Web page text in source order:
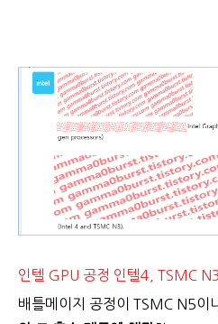
인텔 GPU 공정 인텔4, TSMC N3
배틀메이지 공정이 TSMC N5이